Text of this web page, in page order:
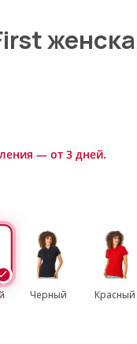
— от 3 дней.
Черный Красный